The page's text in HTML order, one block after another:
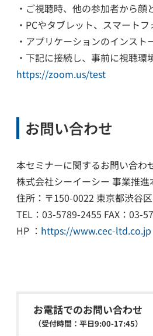
・ご視聴時、他の参加者から顔
・PCやタブレット、スマート
・アプリケーションのインスト
・下記に接続し、事前に視聴環
https://zoom.us/test
お問い合わせ
本セミナーに関するお問い合わ
株式会社シーイーシー 事業推
住所：〒150-0022 東京都渋谷
TEL：03-5789-2455 FAX：03-
HP ： https://www.cec-ltd.co.jp
お電話でのお問い合わせ
（受付時間：平日9:00-17:45）